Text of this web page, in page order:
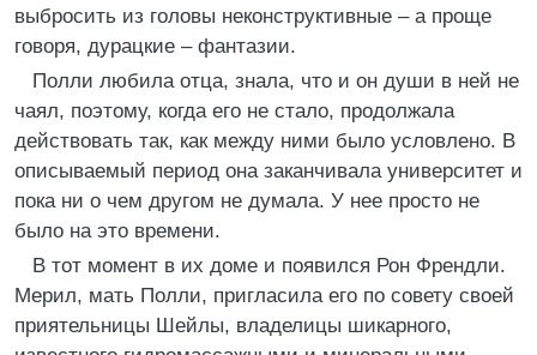
выбросить из головы неконструктивные – а проще
говоря, дурацкие – фантазии.
Полли любила отца, знала, что и он души в ней не
чаял, поэтому, когда его не стало, продолжала
действовать так, как между ними было условлено. В
описываемый период она заканчивала университет и
пока ни о чем другом не думала. У нее просто не
было на это времени.
В тот момент в их доме и появился Рон Френдли.
Мерил, мать Полли, пригласила его по совету своей
приятельницы Шейлы, владелицы шикарного,